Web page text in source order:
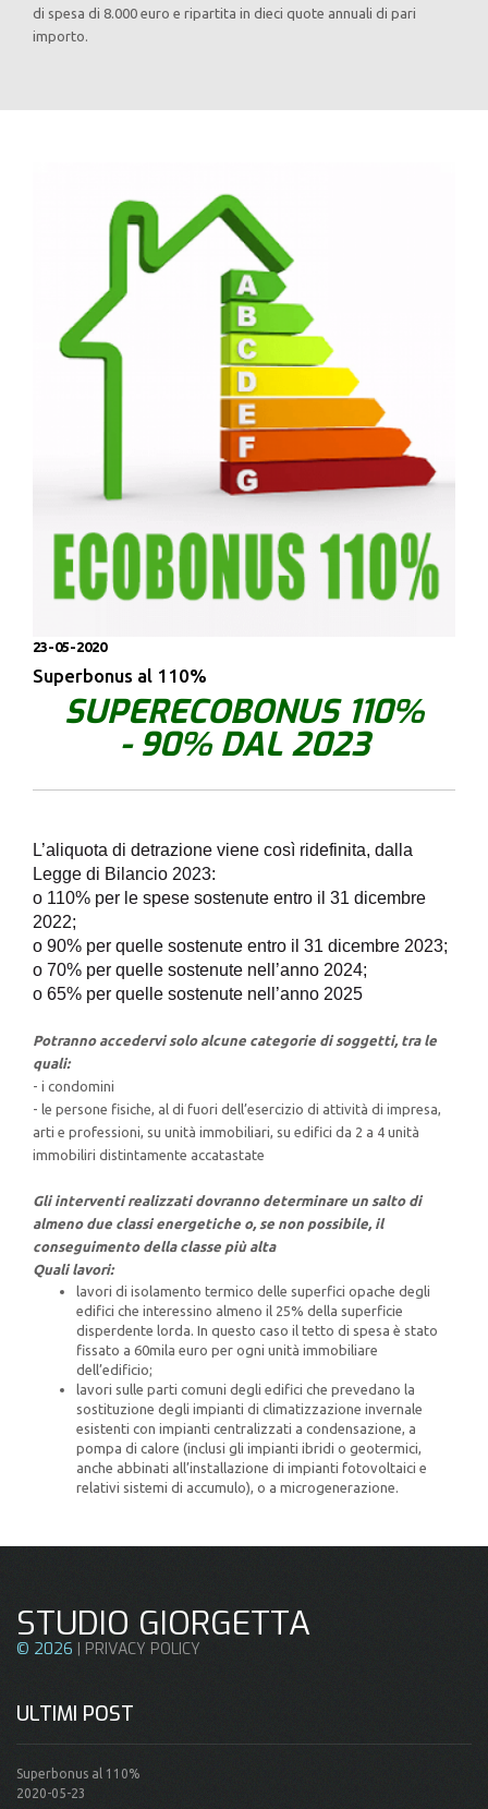
di spesa di 8.000 euro e ripartita in dieci quote annuali di pari
importo.
23-05-2020
Superbonus al 110%
SUPERECOBONUS 110%
- 90% DAL 2023
L’aliquota di detrazione viene così ridefinita, dalla
Legge di Bilancio 2023:
o 110% per le spese sostenute entro il 31 dicembre
2022;
o 90% per quelle sostenute entro il 31 dicembre 2023;
o 70% per quelle sostenute nell’anno 2024;
o 65% per quelle sostenute nell’anno 2025
Potranno accedervi solo alcune categorie di soggetti, tra le
quali:
- i condomini
- le persone fisiche, al di fuori dell’esercizio di attività di impresa,
arti e professioni, su unità immobiliari, su edifici da 2 a 4 unità
immobiliri distintamente accatastate
Gli interventi realizzati dovranno determinare un salto di
almeno due classi energetiche o, se non possibile, il
conseguimento della classe più alta
Quali lavori:
lavori di isolamento termico delle superfici opache degli
edifici che interessino almeno il 25% della superficie
disperdente lorda. In questo caso il tetto di spesa è stato
fissato a 60mila euro per ogni unità immobiliare
dell’edificio;
lavori sulle parti comuni degli edifici che prevedano la
sostituzione degli impianti di climatizzazione invernale
esistenti con impianti centralizzati a condensazione, a
pompa di calore (inclusi gli impianti ibridi o geotermici,
anche abbinati all’installazione di impianti fotovoltaici e
relativi sistemi di accumulo), o a microgenerazione.
STUDIO GIORGETTA
© 2026 PRIVACY POLICY
ULTIMI POST
Superbonus al 110%
2020-05-23